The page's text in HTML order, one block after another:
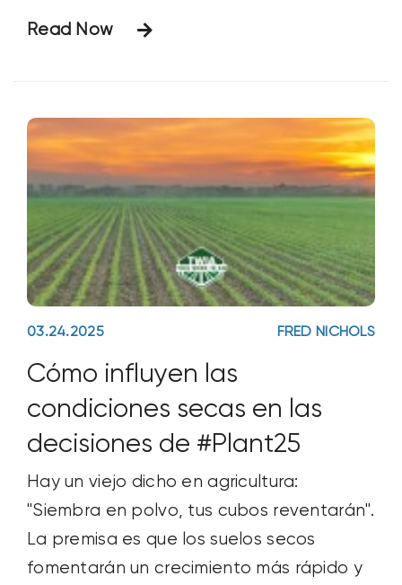
Read Now
03.24.2025 FRED NICHOLS
Cómo influyen las
condiciones secas en las
decisiones de #Plant25
Hay un viejo dicho en agricultura:
"Siembra en polvo, tus cubos reventarán".
La premisa es que los suelos secos
fomentarán un crecimiento más rápido y